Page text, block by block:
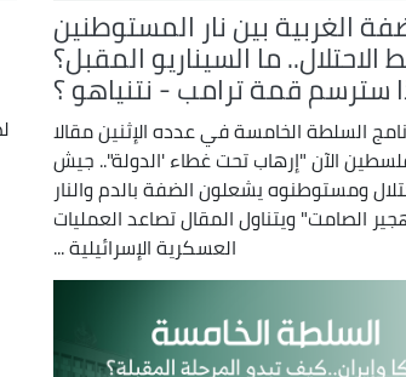
الغربية بين نار المستوطنين
ما السيناريو المقبل؟
سترسم قمة ترامب - نتنياهو ؟
السلطة الخامسة في عدده الإثنين مقالا
الآن "إرهاب تحت غطاء 'الدولة".. جيش
ومستوطنوه يشعلون الضفة بالدم والنار
الصامت" ويتناول المقال تصاعد العمليات
العسكرية الإسرائيلية ...